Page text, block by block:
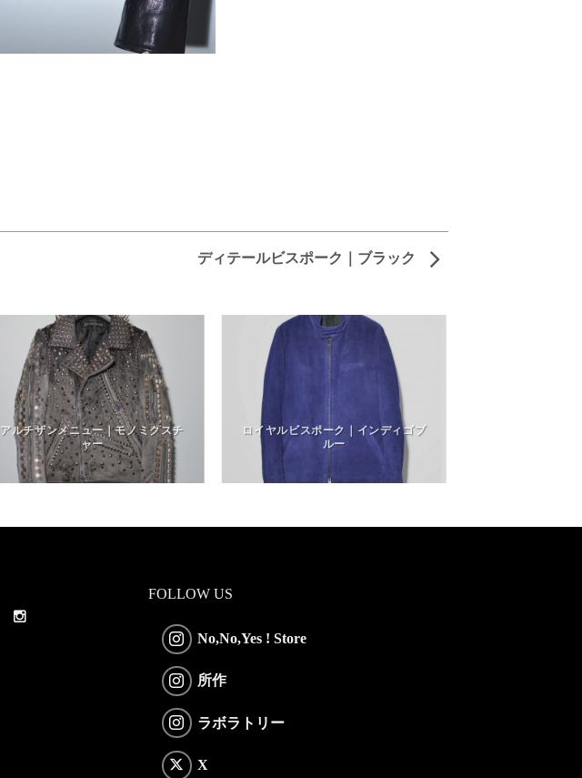
ディテールビスポーク｜ブラック
アルチザンメニュー｜モノミクスチ
ャー
ロイヤルビスポーク｜インディゴブ
ルー
FOLLOW US
No,No,Yes ! Store
所作
ラボラトリー
X